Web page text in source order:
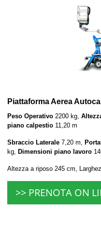
Piattaforma Aerea
Peso Operativo 2200 kg,
piano calpestio 11,20 m
Sbraccio Laterale 7,20 m,
kg, Dimensioni piano lavoro
Altezza a riposo 245 cm,
>> PRENOTA ON